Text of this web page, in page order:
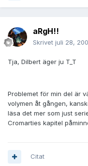
aRgH!!
Skrivet juli 28,
Tja, Dilbert äger ju T_T
Problemet för min del är
volymen åt gången,
läsa det mer som just
Cromarties kapitel
Citat